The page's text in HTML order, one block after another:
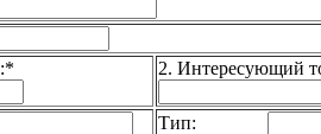
2. Интересующий
Тип: